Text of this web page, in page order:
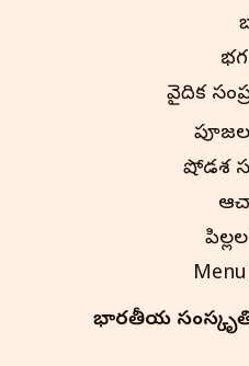
వైదిక
షోడశ
పిల్లల
భారతీయ